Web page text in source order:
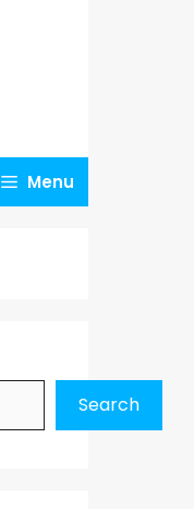
Menu
Search